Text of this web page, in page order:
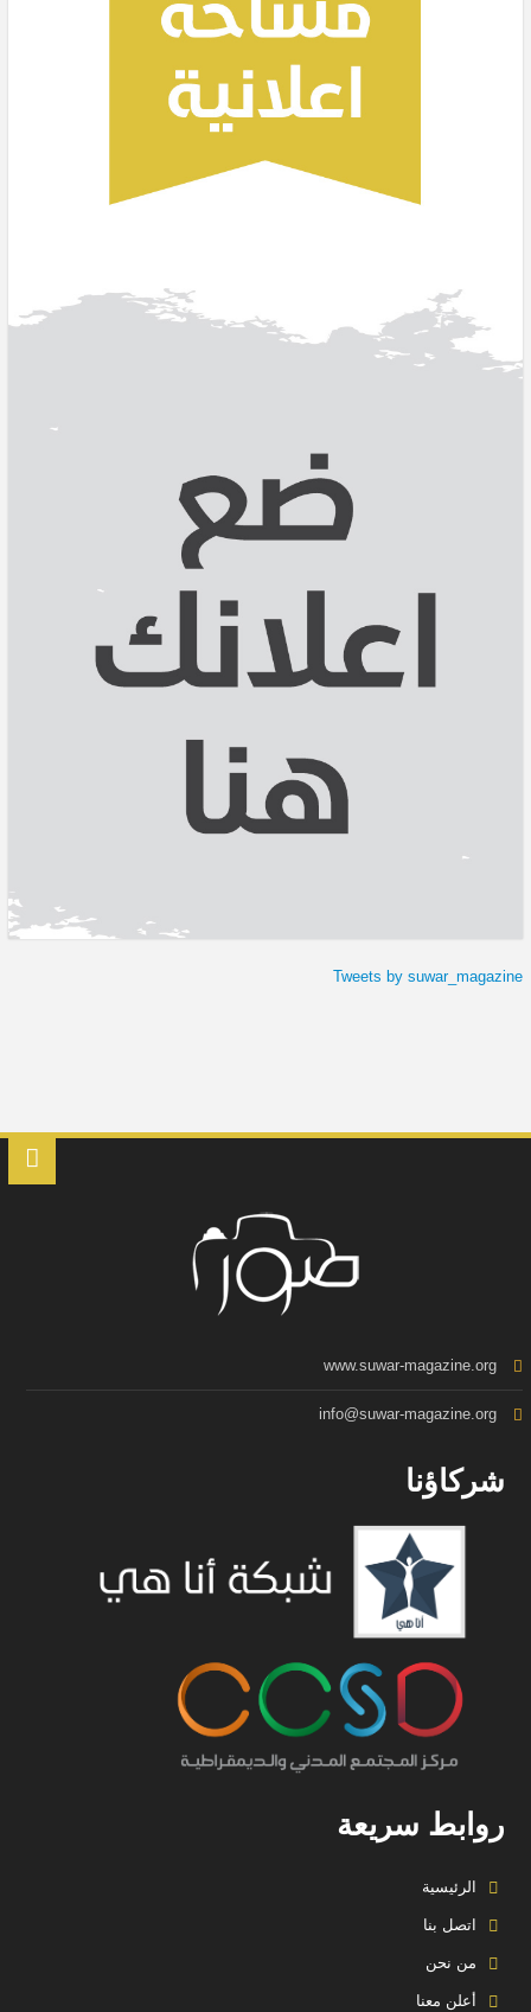
Tweets by suwar_magazine
www.suwar-magazine.org
info@suwar-magazine.org
شركاؤنا
روابط سريعة
الرئيسية
اتصل بنا
من نحن
أعلن معنا